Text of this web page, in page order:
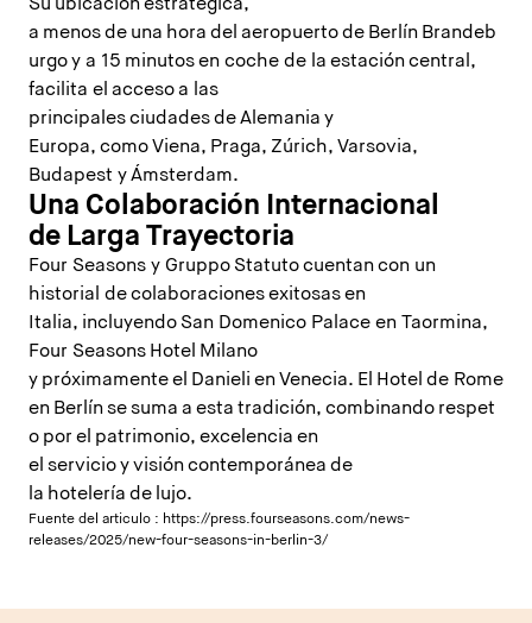
Su ubicación estratégica,
a menos de una hora del aeropuerto de Berlín Brandeb
urgo y a 15 minutos en coche de la estación central,
facilita el acceso a las
principales ciudades de Alemania y
Europa, como Viena, Praga, Zúrich, Varsovia,
Budapest y Ámsterdam.
Una Colaboración Internacional
de Larga Trayectoria
Four Seasons y Gruppo Statuto cuentan con un
historial de colaboraciones exitosas en
Italia, incluyendo San Domenico Palace en Taormina,
Four Seasons Hotel Milano
y próximamente el Danieli en Venecia. El Hotel de Rome
en Berlín se suma a esta tradición, combinando respet
o por el patrimonio, excelencia en
el servicio y visión contemporánea de
la hotelería de lujo.
Fuente del articulo : https://press.fourseasons.com/news-
releases/2025/new-four-seasons-in-berlin-3/